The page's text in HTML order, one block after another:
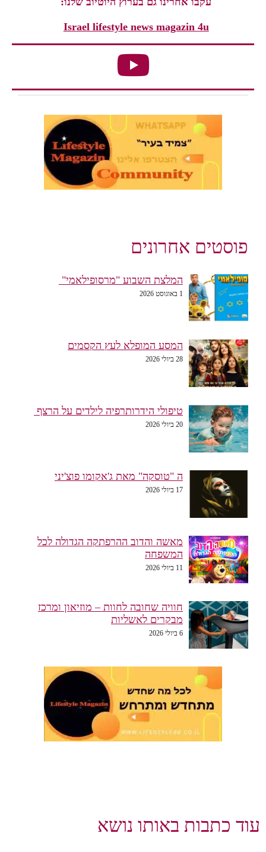
Israel lifestyle news magazin 4u
פוסטים אחרונים
המלצת השבוע "מרסופילאמי"
1 באוגוסט 2026
המסע המופלא לעץ הקסמים
28 ביולי 2026
טיפולי הידרותרפיה לילדים על הרצף
20 ביולי 2026
ה "טוסקה" מאת ג'אקומו פוצ'יני
17 ביולי 2026
מאשה והדוב ההרפתקה הגדולה לכל
המשפחה
11 ביולי 2026
חוויה שחובה לחוות – מוזיאון ומרכז
מבקרים לאשליות
6 ביולי 2026
עוד כתבות באותו נושא